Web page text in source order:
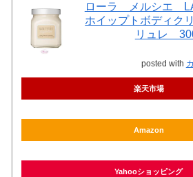
ローラ メルシエ
ホイップトボディク
リュレ
posted with
楽天市場
Amazon
Yahooショッピング